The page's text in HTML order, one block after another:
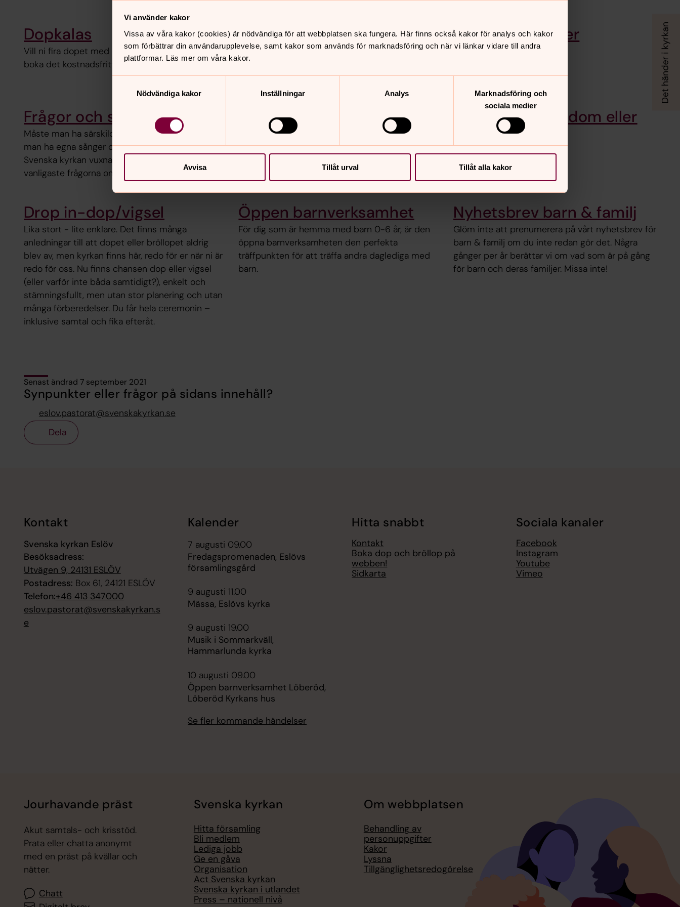
Vi använder kakor
Vissa av våra kakor (cookies) är nödvändiga för att webbplatsen ska fungera. Här finns också kakor för analys och kakor
som förbättrar din användarupplevelse, samt kakor som används för marknadsföring och när vi länkar vidare till andra
plattformar. Läs mer om våra kakor.
Nödvändiga kakor
Inställningar Analys
Marknadsföring och
sociala medier
Avvisa Tillåt urval Tillåt alla kakor
Dopkalas
Vill ni fira dopet med ett kalas i våra lokaler kan ni
boka det kostnadsfritt (i mån av plats)
Efter dopet
Som ny medlem i Guds stora familj och den
världsvida kyrkan vill vi hälsa dig välkommen till
oss!
Dopets symboler
Vattnet, ljuset, tecknet
Frågor och svar om dopet
Måste man ha särskilda kläder när man döps? Får
man ha egna sånger och dikter vid dopet? Döper
Svenska kyrkan vuxna? Här hittar du de
vanligaste frågorna om dop
Dopets betydelse
Döpas som ungdom eller
vuxen
Drop in-dop/vigsel
Lika stort - lite enklare. Det finns många
anledningar till att dopet eller bröllopet aldrig
blev av, men kyrkan finns här, redo för er när ni är
redo för oss. Nu finns chansen dop eller vigsel
(eller varför inte båda samtidigt?), enkelt och
stämningsfullt, men utan stor planering och utan
många förberedelser. Du får hela ceremonin –
inklusive samtal och fika efteråt.
Öppen barnverksamhet
För dig som är hemma med barn 0-6 år, är den
öppna barnverksamheten den perfekta
träffpunkten för att träffa andra daglediga med
barn.
Nyhetsbrev barn & familj
Glöm inte att prenumerera på vårt nyhetsbrev för
barn & familj om du inte redan gör det. Några
gånger per år berättar vi om vad som är på gång
för barn och deras familjer. Missa inte!
Senast ändrad 7 september 2021
Synpunkter eller frågor på sidans innehåll?
eslov.pastorat@svenskakyrkan.se
Dela
Kontakt
Svenska kyrkan Eslöv
Besöksadress:
Utvägen 9, 24131 ESLÖV
Postadress: Box 61, 24121 ESLÖV
Telefon:+46 413 347000
eslov.pastorat@svenskakyrkan.s
e
Kalender
7 augusti 09.00
Fredagspromenaden, Eslövs
församlingsgård
9 augusti 11.00
Mässa, Eslövs kyrka
9 augusti 19.00
Musik i Sommarkväll,
Hammarlunda kyrka
10 augusti 09.00
Öppen barnverksamhet Löberöd,
Löberöd Kyrkans hus
Se fler kommande händelser
Hitta snabbt
Kontakt
Boka dop och bröllop på
webben!
Sidkarta
Sociala kanaler
Facebook
Instagram
Youtube
Vimeo
Jourhavande präst
Akut samtals- och krisstöd.
Prata eller chatta anonymt
med en präst på kvällar och
nätter.
Chatt
Svenska kyrkan
Hitta församling
Bli medlem
Lediga jobb
Ge en gåva
Organisation
Act Svenska kyrkan
Svenska kyrkan i utlandet
Press – nationell nivå
Om webbplatsen
Behandling av
personuppgifter
Kakor
Lyssna
Tillgänglighetsredogörelse